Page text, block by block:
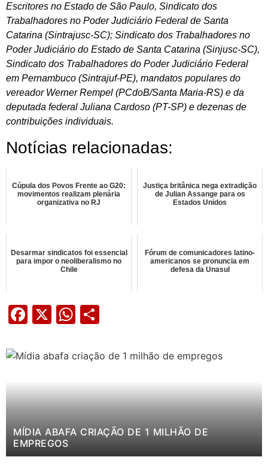
Escritores no Estado de São Paulo, Sindicato dos
Trabalhadores no Poder Judiciário Federal de Santa
Catarina (Sintrajusc-SC); Sindicato dos Trabalhadores no
Poder Judiciário do Estado de Santa Catarina (Sinjusc-SC),
Sindicato dos Trabalhadores do Poder Judiciário Federal
em Pernambuco (Sintrajuf-PE), mandatos populares do
vereador Werner Rempel (PCdoB/Santa Maria-RS) e da
deputada federal Juliana Cardoso (PT-SP) e dezenas de
contribuições individuais.
Notícias relacionadas:
Cúpula dos Povos Frente ao G20:
movimentos realizam plenária
organizativa no RJ
Justiça britânica nega extradição
de Julian Assange para os
Estados Unidos
Desarmar sindicatos foi essencial
para impor o neoliberalismo no
Chile
Fórum de comunicadores latino-
americanos se pronuncia em
defesa da Unasul
Facebook
X WhatsApp
MÍDIA ABAFA CRIAÇÃO DE 1 MILHÃO DE
EMPREGOS